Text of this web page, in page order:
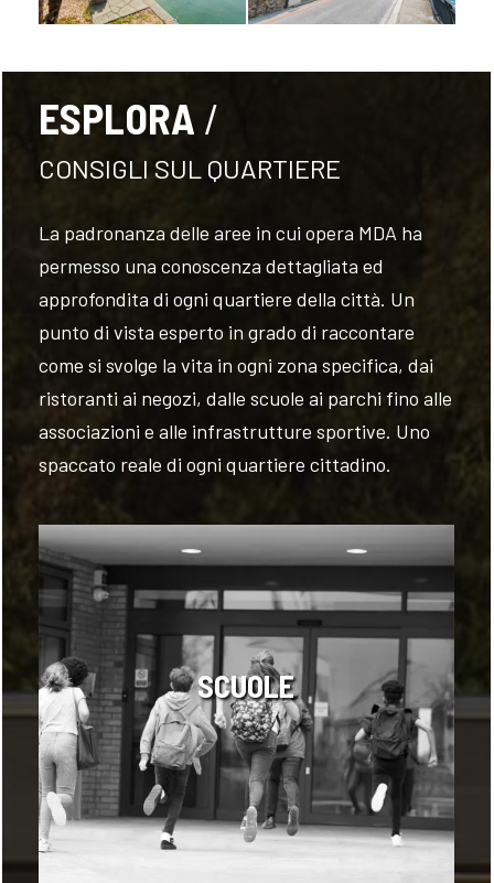
ESPLORA
CONSIGLI SUL QUARTIERE
La padronanza delle aree in cui opera MDA ha
permesso una conoscenza dettagliata ed
approfondita di ogni quartiere della città. Un
punto di vista esperto in grado di raccontare
come si svolge la vita in ogni zona specifica, dai
ristoranti ai negozi, dalle scuole ai parchi fino alle
associazioni e alle infrastrutture sportive. Uno
spaccato reale di ogni quartiere cittadino.
SCUOLE
FOLLOW